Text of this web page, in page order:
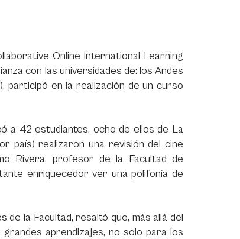
Online International Learning
con las universidades de: los Andes
participó en la realización de un curso
a 42 estudiantes, ocho de ellos de La
país) realizaron una revisión del cine
Rivera, profesor de la Facultad de
enriquecedor ver una polifonía de
la Facultad, resaltó que, más allá del
aprendizajes, no solo para los